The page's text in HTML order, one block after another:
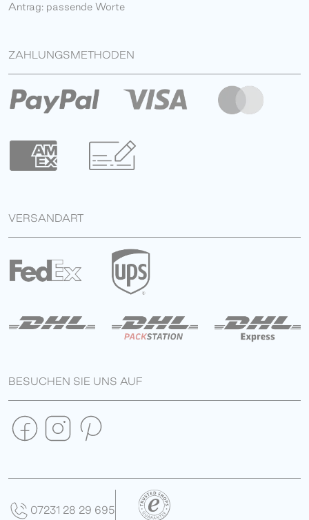
Antrag: passende Worte
ZAHLUNGSMETHODEN
VERSANDART
BESUCHEN SIE UNS AUF
07231 28 29 695